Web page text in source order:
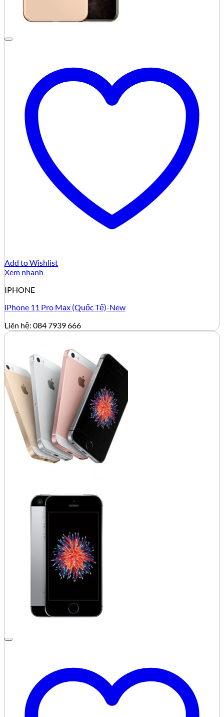
Add to Wishlist
Xem nhanh
IPHONE
iPhone 11 Pro Max (Quốc Tế)-New
Liên hệ: 084 7939 666